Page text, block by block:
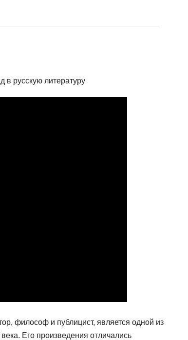
философ и публицист, является одной из
Его произведения отличались